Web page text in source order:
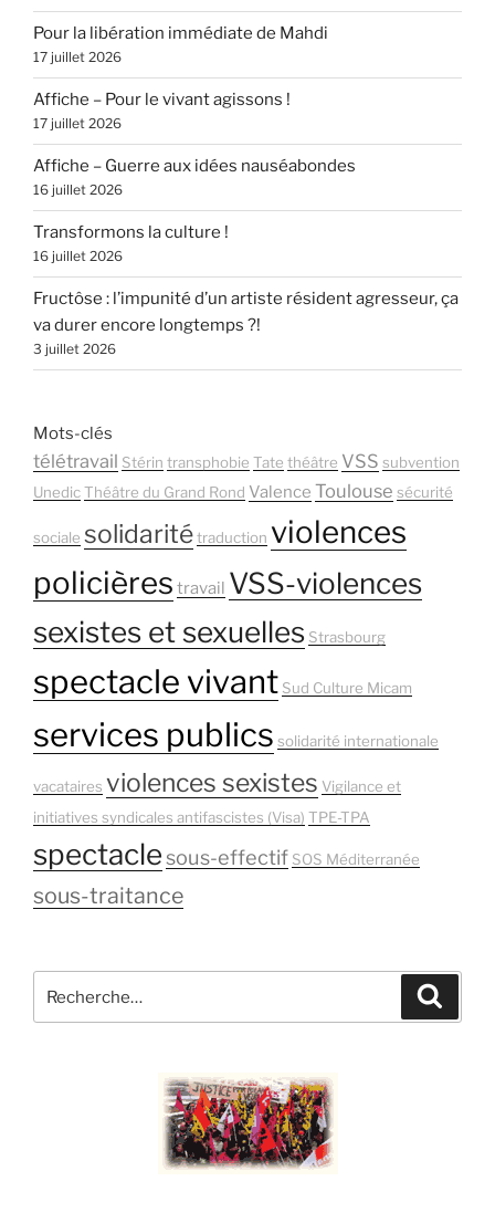
Pour la libération immédiate de Mahdi
17 juillet 2026
Affiche – Pour le vivant agissons !
17 juillet 2026
Affiche – Guerre aux idées nauséabondes
16 juillet 2026
Transformons la culture !
16 juillet 2026
Fructôse : l’impunité d’un artiste résident agresseur, ça
va durer encore longtemps ?!
3 juillet 2026
Mots-clés
télétravail Stérin transphobie Tate théâtre VSS subvention
UnedicThéâtre du Grand Rond Valence Toulouse sécurité
sociale solidaritétraduction violences
policières travail VSS-violences
sexistes et sexuelles Strasbourg
spectacle vivant Sud Culture Micam
services publics solidarité internationale
vacataires violences sexistes Vigilance et
initiatives syndicales antifascistes (Visa) TPE-TPA
spectaclesous-effectif SOS Méditerranée
sous-traitance
pour